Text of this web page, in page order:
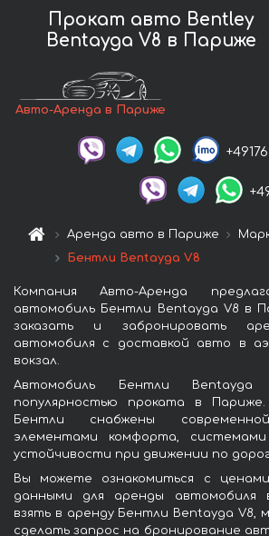
Прокат авто Bentley
Bentayga V8 в Париже
Авто-Аренда в Париже
Аренда авто в Париже
Бентли Bentayga V8
Компания Авто-Аренда
автомобиль Бентли Bentayga V8 в
заказать и забронировать
автомобиля с доставкой авто в
вокзал.
Автомобиль Бентли Bentayga
популярностью проката в
Бентли снабжены
элементами комфорта,
устойчивости при движении по
Вы можете ознакомиться с
данными для аренды автомобиля
взять в аренду Бентли Bentayga V8,
сделать запрос на бронирование